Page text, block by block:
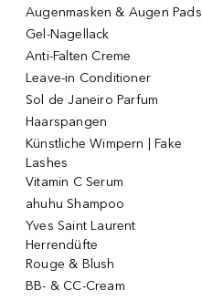
Augenmasken & Augen Pads
Gel-Nagellack
Anti-Falten Creme
Leave-in Conditioner
Sol de Janeiro Parfum
Haarspangen
Künstliche Wimpern | Fake
Lashes
Vitamin C Serum
ahuhu Shampoo
Yves Saint Laurent
Herrendüfte
Rouge & Blush
BB- & CC-Cream